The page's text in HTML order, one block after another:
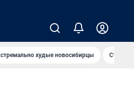
худые новосибирцы Старт